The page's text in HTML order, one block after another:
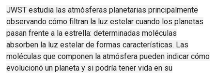
JWST estudia las atmósferas planetarias principalmente
observando cómo filtran la luz estelar cuando los planetas
pasan frente a la estrella: determinadas moléculas
absorben la luz estelar de formas características. Las
moléculas que componen la atmósfera pueden indicar cómo
evolucionó un planeta y si podría tener vida en su